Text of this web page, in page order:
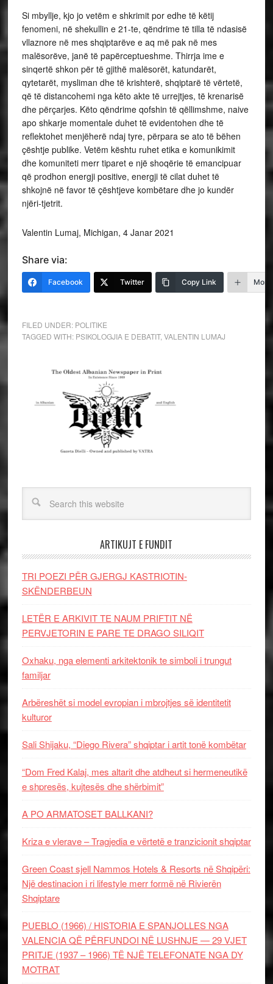
Si mbyllje, kjo jo vetëm e shkrimit por edhe të këtij
fenomeni, në shekullin e 21-te, qëndrime të tilla të ndasisë
vllaznore në mes shqiptarëve e aq më pak në mes
malësorëve, janë të papërceptueshme. Thirrja ime e
sinqertë shkon për të gjithë malësorët, katundarët,
qytetarët, mysliman dhe të krishterë, shqiptarë të vërtetë,
që të distancohemi nga këto akte të urrejtjes, të krenarisë
dhe përçarjes. Këto qëndrime qofshin të qëllimshme, naive
apo shkarje momentale duhet të evidentohen dhe të
reflektohet menjëherë ndaj tyre, përpara se ato të bëhen
çështje publike. Vetëm kështu ruhet etika e komunikimit
dhe komuniteti merr tiparet e një shoqërie të emancipuar
që prodhon energji positive, energji të cilat duhet të
shkojnë në favor të çështjeve kombëtare dhe jo kundër
njëri-tjetrit.
Valentin Lumaj, Michigan, 4 Janar 2021
Share via:
Facebook Twitter Copy Link More
FILED UNDER: POLITIKE
TAGGED WITH: PSIKOLOGJIA E DEBATIT, VALENTIN LUMAJ
ARTIKUJT E FUNDIT
TRI POEZI PËR GJERGJ KASTRIOTIN-
SKËNDERBEUN
LETËR E ARKIVIT TE NAUM PRIFTIT NË
PERVJETORIN E PARE TE DRAGO SILIQIT
Oxhaku, nga elementi arkitektonik te simboli i trungut
familjar
Arbëreshët si model evropian i mbrojtjes së identitetit
kulturor
Sali Shijaku, “Diego Rivera” shqiptar i artit tonë kombëtar
“Dom Fred Kalaj, mes altarit dhe atdheut si hermeneutikë
e shpresës, kujtesës dhe shërbimit”
A PO ARMATOSET BALLKANI?
Kriza e vlerave – Tragjedia e vërtetë e tranzicionit shqiptar
Green Coast sjell Nammos Hotels & Resorts në Shqipëri:
Një destinacion i ri lifestyle merr formë në Rivierën
Shqiptare
PUEBLO (1966) / HISTORIA E SPANJOLLES NGA
VALENCIA QË PËRFUNDOI NË LUSHNJE — 29 VJET
PRITJE (1937 – 1966) TË NJË TELEFONATE NGA DY
MOTRAT